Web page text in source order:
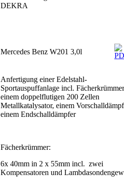
DEKRA
Mercedes Benz W201 3,0l
Anfertigung einer Edelstahl-
Sportauspuffanlage incl.
einem doppelflutigen 200 Zellen
Metallkatalysator, einem
einem Endschalldämpfer
Fächerkrümmer:
6x 40mm in 2 x 55mm incl. zwei
Kompensatoren und